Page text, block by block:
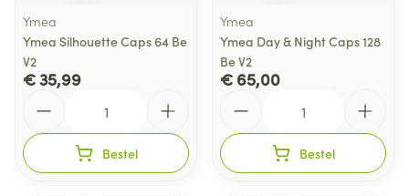
Ymea
Ymea Silhouette Caps 64 Be
V2
€ 35,99
Bestel
Ymea
Ymea Day & Night Caps 128
Be V2
€ 65,00
Bestel